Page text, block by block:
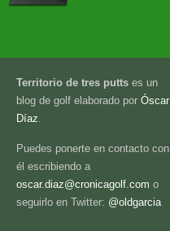
Territorio de tres putts es un
blog de golf elaborado por Óscar
Díaz.
Puedes ponerte en contacto con
él escribiendo a
oscar.diaz@cronicagolf.com o
seguirlo en Twitter: @oldgarcia